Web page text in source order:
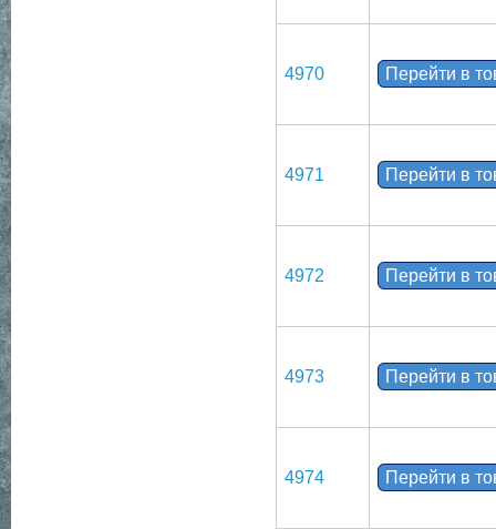
4970 Перейти в
4971 Перейти в
4972 Перейти в
4973 Перейти в
4974 Перейти в